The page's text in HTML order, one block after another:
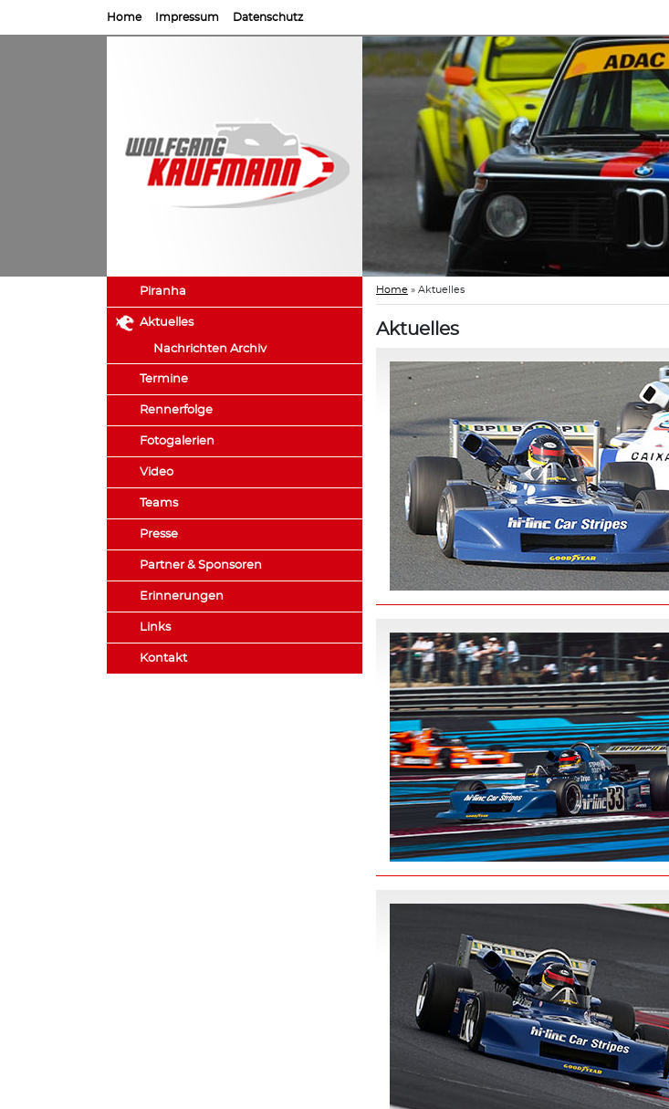
Home Impressum Datenschutz
Piranha
Aktuelles
Nachrichten Archiv
Termine
Rennerfolge
Fotogalerien
Video
Teams
Presse
Partner & Sponsoren
Erinnerungen
Links
Kontakt
Home » Aktuelles
Aktuelles